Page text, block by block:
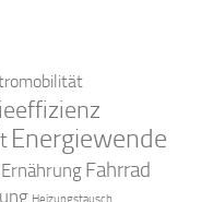
Energiewende
Ernährung Fahrrad
Heizungstausch